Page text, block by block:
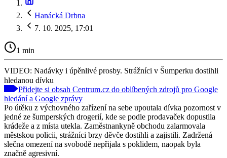
Hanácká Drbna
7. 10. 2025, 17:01
1 min
VIDEO: Nadávky i úpěnlivé prosby. Strážníci v Šumperku dostihli
hledanou dívku
Přidejte si obsah Centrum.cz do oblíbených zdrojů pro Google
hledání a Google zprávy
Po útěku z výchovného zařízení na sebe upoutala dívka pozornost v
jedné ze šumperských drogerií, kde se podle prodavaček dopustila
krádeže a z místa utekla. Zaměstnankyně obchodu zalarmovala
městskou policii, strážníci brzy děvče dostihli a zajistili. Zadržená
slečna omezení na svobodě nepřijala s poklidem, naopak byla
značně agresivní.